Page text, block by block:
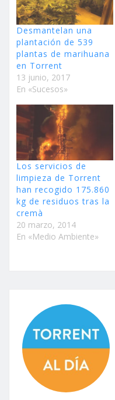
Desmantelan una
plantación de 539
plantas de marihuana
en Torrent
13 junio, 2017
En «Sucesos»
Los servicios de
limpieza de Torrent
han recogido 175.860
kg de residuos tras la
cremà
20 marzo, 2014
En «Medio Ambiente»